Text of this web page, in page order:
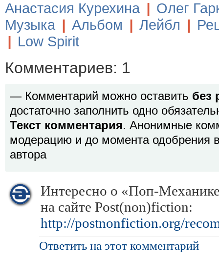
Анастасия Курехина | Олег
Музыка | Альбом | Лейбл |
| Low Spirit
Комментариев: 1
— Комментарий можно оставить без
достаточно заполнить одно
Текст комментария. Анонимные
модерацию и до момента одобрения
автора
Интересно о «Поп-
на сайте Post(non)fiction:
http://postnonfiction.org/
Ответить на этот комментарий